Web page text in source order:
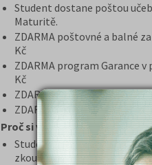
Student dostane poštou
Maturitě.
ZDARMA poštovné a balné
Kč
ZDARMA program Garance
Kč
ZDARMA videonávod „Jak
ZDARMA e-book „Dostat
Proč si vybrat tento balíček?
Student získává kompletní
zkoušky, včetně celkového